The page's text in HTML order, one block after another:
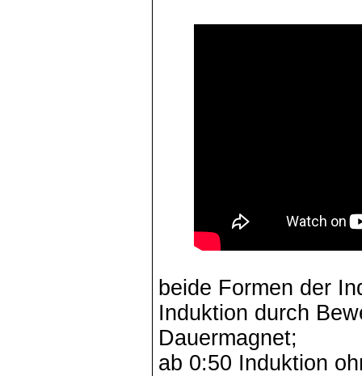
beide Formen der
Induktion durch
Dauermagnet;
ab 0:50 Induktion